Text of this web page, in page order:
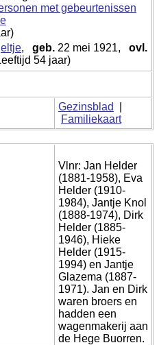
, geb. 22 mei 1921, ovl.
54 jaar)
Gezinsblad
Familiekaart
Vlnr: Jan Helder
(1881-1958), Eva
Helder (1910-
1984), Jantje Knol
(1888-1974), Dirk
Helder (1885-
1946), Hieke
Helder (1915-
1994) en Jantje
Glazema (1887-
1971). Jan en Dirk
waren broers en
hadden een
wagenmakerij aan
de Hege Buorren.